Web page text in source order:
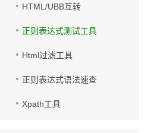
HTML/UBB互转
正则表达式测试工具
Html过滤工具
正则表达式语法速查
Xpath工具